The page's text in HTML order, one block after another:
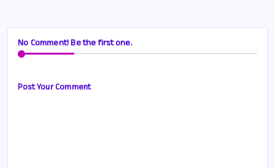
No Comment! Be the first one.
Post Your Comment